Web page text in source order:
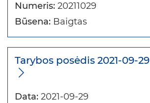
Numeris: 20211029
Būsena: Baigtas
Tarybos posėdis 2021-09-29
Data: 2021-09-29